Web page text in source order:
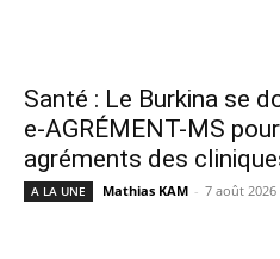
Santé : Le Burkina se
e-AGRÉMENT-MS
agréments des
A LA UNE Mathias KAM - 7 août 2026